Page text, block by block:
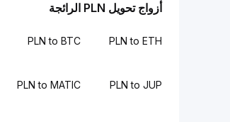
أزواج تحويل PLN الرائجة
PLN to ETH
PLN to BTC
PLN to JUP
PLN to MATIC